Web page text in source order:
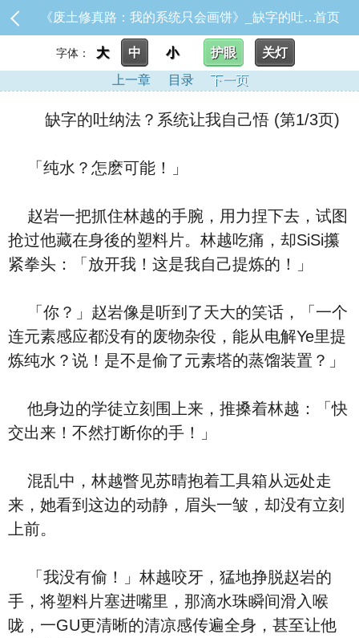
《废土修真路：我的系统只会画饼》_缺字的吐纳法？系统让我自己悟首页
字体： 大 中 小 护眼
关灯
上一章
目录 下一页
缺字的吐纳法？系统让我自己悟 (第1/3页)
「纯水？怎麽可能！」
赵岩一把抓住林越的手腕，用力捏下去，试图
抢过他藏在身後的塑料片。林越吃痛，却SiSi攥
紧拳头：「放开我！这是我自己提炼的！」
「你？」赵岩像是听到了天大的笑话，「一个
连元素感应都没有的废物杂役，能从电解Ye里提
炼纯水？说！是不是偷了元素塔的蒸馏装置？」
他身边的学徒立刻围上来，推搡着林越：「快
交出来！不然打断你的手！」
混乱中，林越瞥见苏晴抱着工具箱从远处走
来，她看到这边的动静，眉头一皱，却没有立刻
上前。
「我没有偷！」林越咬牙，猛地挣脱赵岩的
手，将塑料片塞进嘴里，那滴水珠瞬间滑入喉
咙，一GU更清晰的清凉感传遍全身，甚至让他